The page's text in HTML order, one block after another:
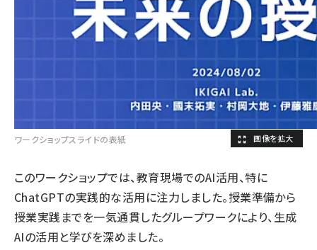
ワークショップスライドの表紙
このワークショップでは、教育現場でのAI活用、特に
ChatGPTの実践的な活用に注力しました。授業準備から
授業実践までを一気通貫したグループワークにより、生成
AIの活用と学びを深めました。